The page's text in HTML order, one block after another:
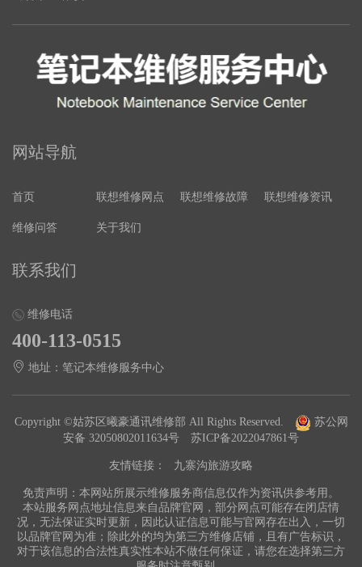
网站导航
首页 联想维修网点 联想维修故障 联想维修资讯
维修问答 关于我们
联系我们
维修电话
400-113-0515
地址：笔记本维修服务中心
Copyright ©姑苏区曦豪通讯维修部 All Rights Reserved.
苏公网
安备 32050802011634号
苏ICP备2022047861号
友情链接： 九寨沟旅游攻略
免责声明：本网站所展示维修服务商信息仅作为资讯供参考用。
本站服务网点地址信息来自品牌官网，部分网点可能存在闭店情
况，无法保证实时更新，因此认证信息可能与官网存在出入，一切
以品牌官网为准；除此外的均为第三方维修店铺，且有广告标识，
对于该信息的合法性真实性本站不做任何保证，请您在选择第三方